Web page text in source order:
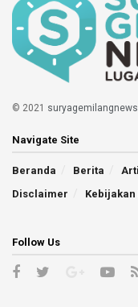
© 2021 suryagemilangnews
Navigate Site
Beranda Berita
Disclaimer
Follow Us